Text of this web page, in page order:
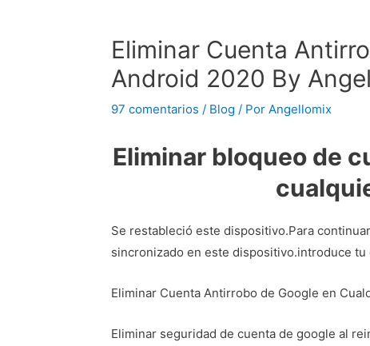
Eliminar Cuenta
Android 2020 By
97 comentarios / Blog / Por Angellomix
Eliminar bloqueo de
Se restableció este dispositivo.Para
sincronizado en este dispositivo.introduce
Eliminar Cuenta Antirrobo de Google en
Eliminar seguridad de cuenta de google al